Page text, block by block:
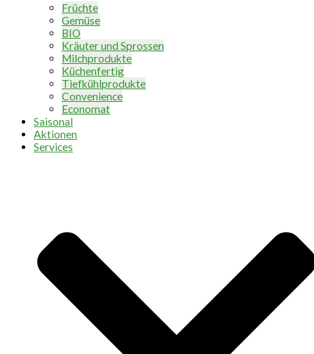
Früchte
Gemüse
BIO
Kräuter und Sprossen
Milchprodukte
Küchenfertig
Tiefkühlprodukte
Convenience
Economat
Saisonal
Aktionen
Services